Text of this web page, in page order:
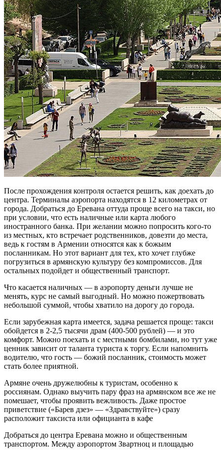
После прохождения контроля остается решить, как доехать до
центра. Терминалы аэропорта находятся в 12 километрах от
города. Добраться до Еревана оттуда проще всего на такси, но
при условии, что есть наличные или карта любого
иностранного банка. При желании можно попросить кого-то
из местных, кто встречает родственников, довезти до места,
ведь к гостям в Армении относятся как к божьим
посланникам. Но этот вариант для тех, кто хочет глубже
погрузиться в армянскую культуру без компромиссов. Для
остальных подойдет и общественный транспорт.
Что касается наличных — в аэропорту деньги лучше не
менять, курс не самый выгодный. Но можно пожертвовать
небольшой суммой, чтобы хватило на дорогу до города.
Если зарубежная карта имеется, задача решается проще: такси
обойдется в 2-2,5 тысячи драм (400-500 рублей) — и это
комфорт. Можно поехать и с местными бомбилами, но тут уже
ценник зависит от таланта туриста к торгу. Если напомнить
водителю, что гость — божий посланник, стоимость может
стать более приятной.
Армяне очень дружелюбны к туристам, особенно к
россиянам. Однако выучить пару фраз на армянском все же не
помешает, чтобы проявить вежливость. Даже простое
приветствие («Барев дзез» — «Здравствуйте») сразу
расположит таксиста или официанта в кафе
Добраться до центра Еревана можно и общественным
транспортом. Между аэропортом Звартноц и площадью